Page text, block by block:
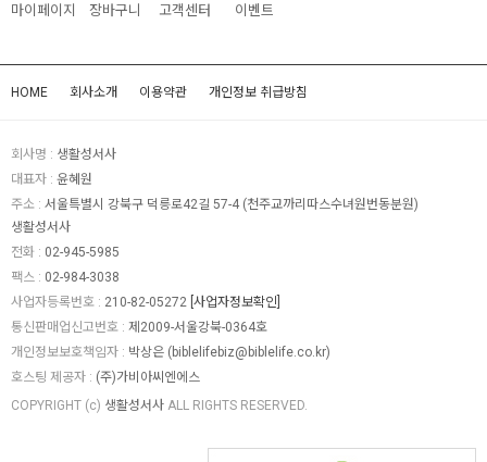
마이페이지 장바구니 고객센터 이벤트
HOME 회사소개 이용약관 개인정보 취급방침
회사명 : 생활성서사
대표자 : 윤혜원
주소 : 서울특별시 강북구 덕릉로42길 57-4 (천주교까리따스수녀원번동분원)
생활성서사
전화 : 02-945-5985
팩스 : 02-984-3038
사업자등록번호 : 210-82-05272 [사업자정보확인]
통신판매업신고번호 : 제2009-서울강북-0364호
개인정보보호책임자 : 박상은 ( biblelifebiz@biblelife.co.kr)
호스팅 제공자 : (주)가비아씨엔에스
COPYRIGHT (c) 생활성서사 ALL RIGHTS RESERVED.